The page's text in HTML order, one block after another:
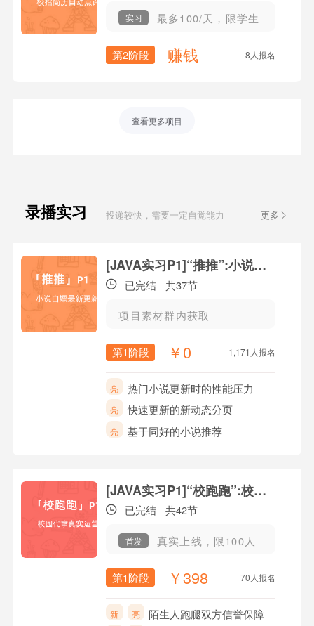
实习 最多100/天，限学生
第2阶段 赚钱 8人报名
查看更多项目
录播实习
投递较快，需要一定自觉能力 更多
[JAVA实习P1]“推推”:小说白嫖最新更新
已完结 共37节
项目素材群内获取
第1阶段 ￥0 1,171人报名
亮 热门小说更新时的性能压力
亮 快速更新的新动态分页
亮 基于同好的小说推荐
[JAVA实习P1]“校跑跑”:校园快递外卖平台
已完结 共42节
首发 真实上线，限100人
第1阶段 ￥398 70人报名
新 亮 陌生人跑腿双方信誉保障